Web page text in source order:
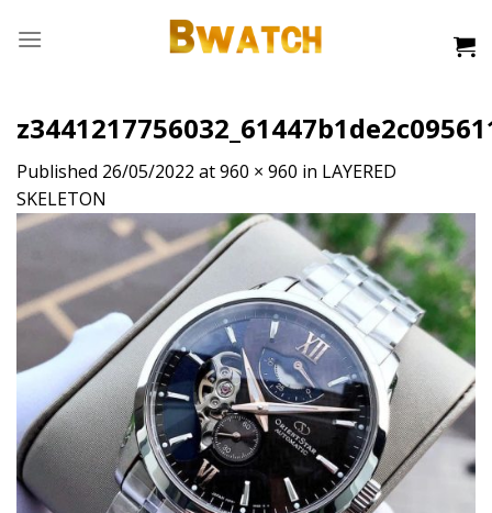
Published 26/05/2022 at960 × 960 in LAYERED
SKELETON